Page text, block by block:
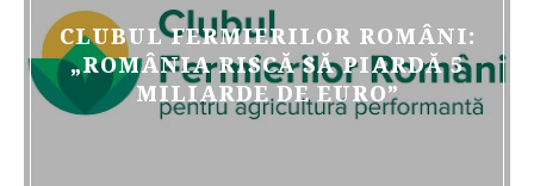
CLUBUL FERMIERILOR ROMÂNI:
„ROMÂNIA RISCĂ SĂ PIARDĂ 5
MILIARDE DE EURO”